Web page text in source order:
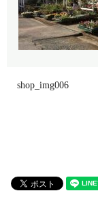
shop_img006